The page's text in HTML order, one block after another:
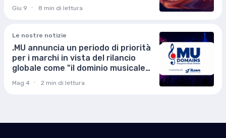
Giu 9 8 min di lettura
Le nostre notizie
.MU annuncia un periodo di priorità
per i marchi in vista del rilancio
globale come "il dominio musicale
Mag 4 2 min di lettura